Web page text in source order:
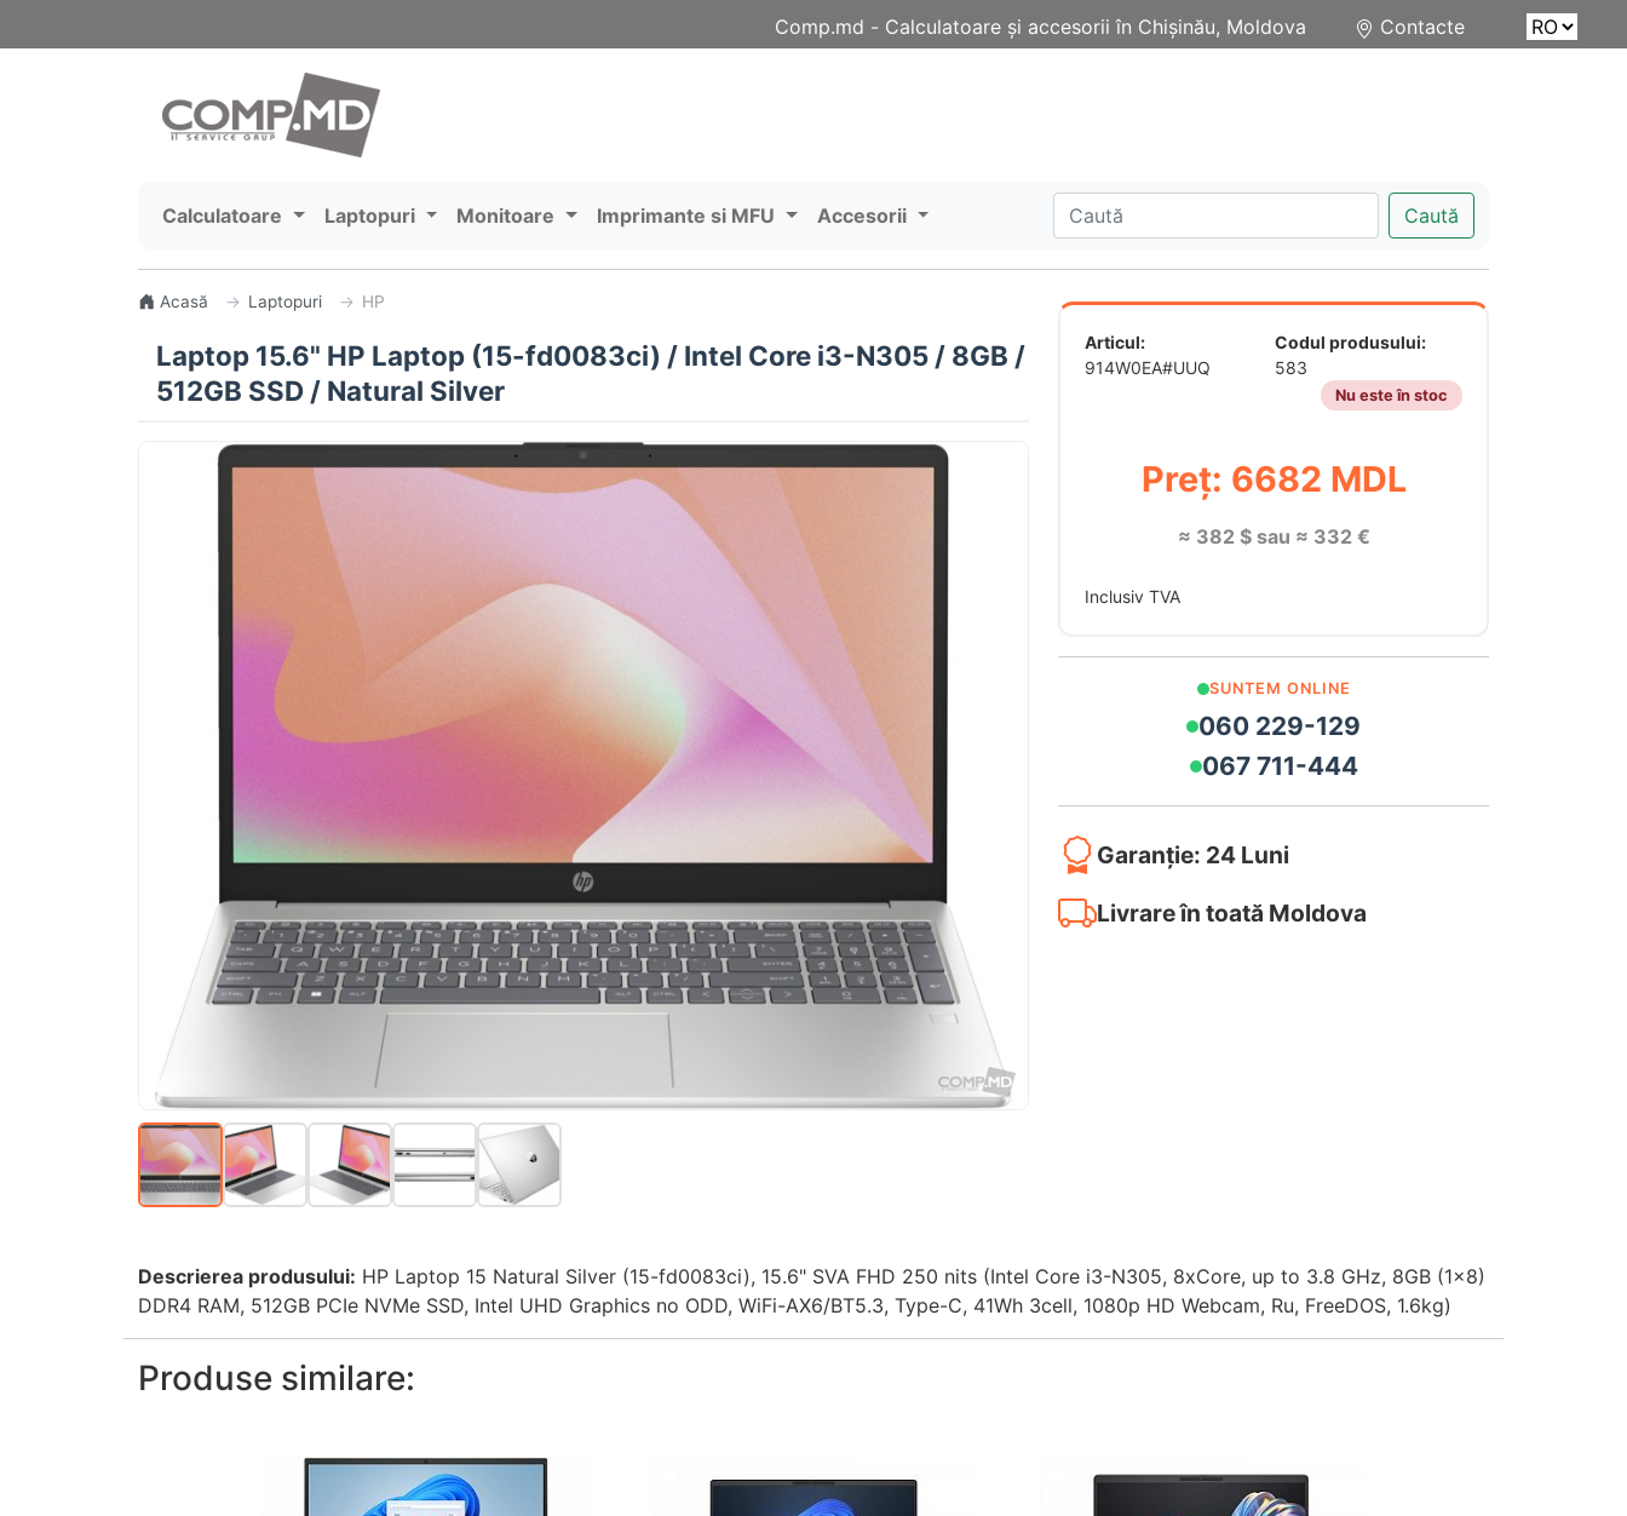
Contacte
Comp.md - Сalculatoare și accesorii în Chișinău, Moldova
Calculatoare Laptopuri Monitoare Imprimante si MFU Accesorii Caută
Acasă Laptopuri HP
Laptop 15.6" HP Laptop (15-fd0083ci) / Intel Core i3-N305 / 8GB /
512GB SSD / Natural Silver
Articul:
914W0EA#UUQ
Codul produsului:
583
Nu este în stoc
Preț: 6682 MDL
≈ 382 $ sau ≈ 332 €
Inclusiv TVA
SUNTEM ONLINE
060 229-129
067 711-444
Garanție: 24 Luni
Livrare în toată Moldova
Descrierea produsului: HP Laptop 15 Natural Silver (15-fd0083ci), 15.6" SVA FHD 250 nits (Intel Core i3-N305, 8xCore, up to 3.8 GHz, 8GB (1x8)
DDR4 RAM, 512GB PCIe NVMe SSD, Intel UHD Graphics no ODD, WiFi-AX6/BT5.3, Type-C, 41Wh 3cell, 1080p HD Webcam, Ru, FreeDOS, 1.6kg)
Produse similare: